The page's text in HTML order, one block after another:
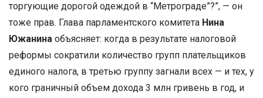
торгующие дорогой одеждой в “Метрограде”?”, — он
тоже прав. Глава парламентского комитета Нина
Южанина объясняет: когда в результате налоговой
реформы сократили количество групп плательщиков
единого налога, в третью группу загнали всех — и тех, у
кого граничный объем дохода 3 млн гривень в год, и